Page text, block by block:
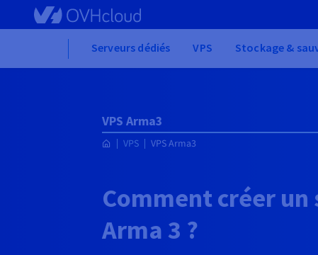
Skip to main content
Serveurs dédiés VPS Stockage &
VPS Arma3
VPS VPS Arma3
Comment créer
Arma 3 ?